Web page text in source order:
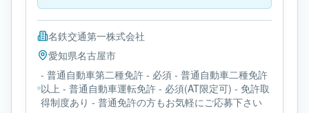
名鉄交通第一株式会社
愛知県名古屋市
- 普通自動車第二種免許 - 必須 - 普通自動車二種免許
以上 - 普通自動車運転免許 - 必須(AT限定可) - 免許取
得制度あり - 普通免許の方もお気軽にご応募下さい